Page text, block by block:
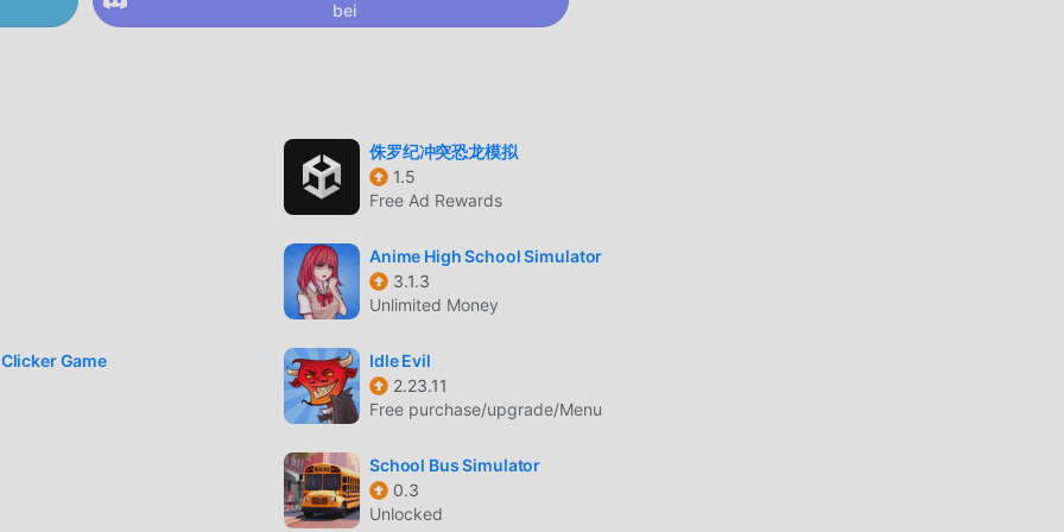
aufgebaut, die es Ihnen ermöglicht, mit allen
Spiel mit allen globalen Partnern kommen glücklich
einen einzigartigen Kunststil, und seine hochwertigen Grafiken,
viele simulation-Fans anzuziehen und zu vergleichen Im
ArmsDealer 1.6.12 eine aktualisierte virtuelle Engine
Mit fortschrittlicherer Technologie wurde das Bildschirmerlebnis
Stil von simulation beibehalten wird, verbessert das
dass alle Liebhaber von simulation-Spielen das Glück
viel Zeit damit verbringen, ihren Reichtum/ihre
sowohl das Merkmal als auch der Spaß des Spiels ist, aber
bei
侏罗纪冲突恐龙模拟
1.5
Free Ad Rewards
Anime High School Simulator
3.1.3
Unlimited Money
Game
Idle Evil
2.23.11
Free purchase/upgrade/Menu
School Bus Simulator
0.3
Unlocked